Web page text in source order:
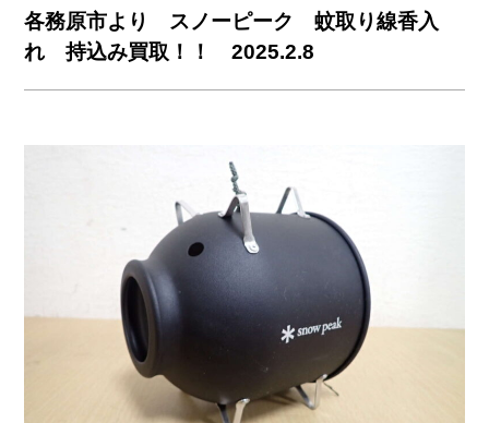
各務原市より スノーピーク 蚊取り線香入
れ 持込み買取！！ 2025.2.8